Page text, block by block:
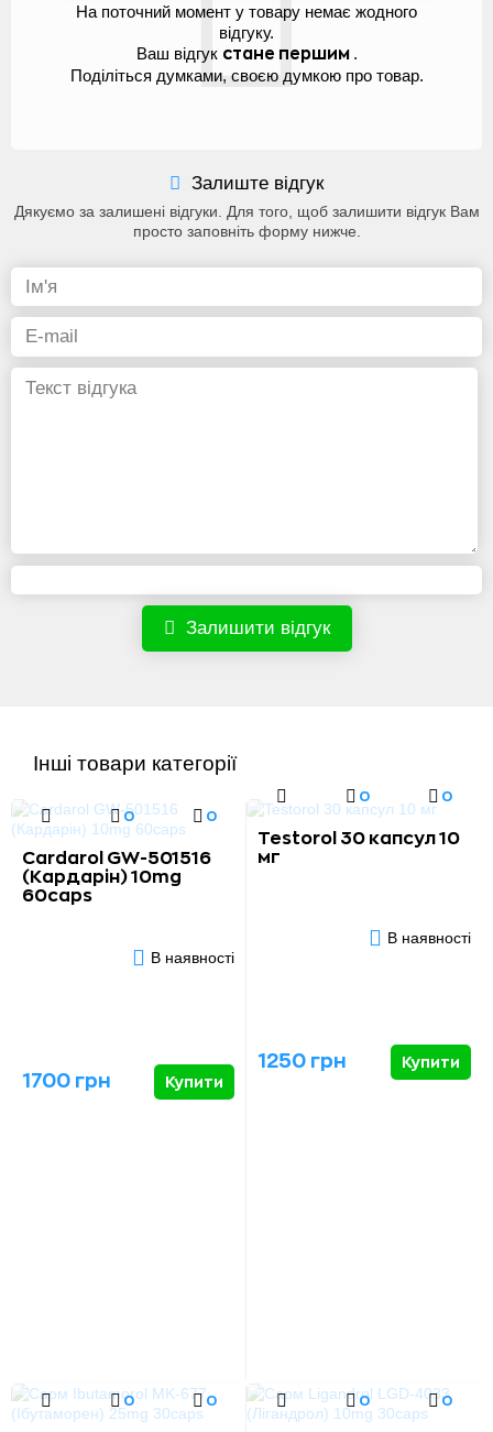
На поточний момент у товару немає жодного
відгуку.
Ваш відгук стане першим .
Поділіться думками, своєю думкою про товар.
Залиште відгук
Дякуємо за залишені відгуки. Для того, щоб залишити відгук Вам
просто заповніть форму нижче.
Залишити відгук
Інші товари категорії
0 0
Cardarol GW-501516
(Кардарін) 10mg
60caps
В наявності
1700 грн Купити
0 0
Testorol 30 капсул 10
мг
В наявності
1250 грн Купити
0 0 0 0